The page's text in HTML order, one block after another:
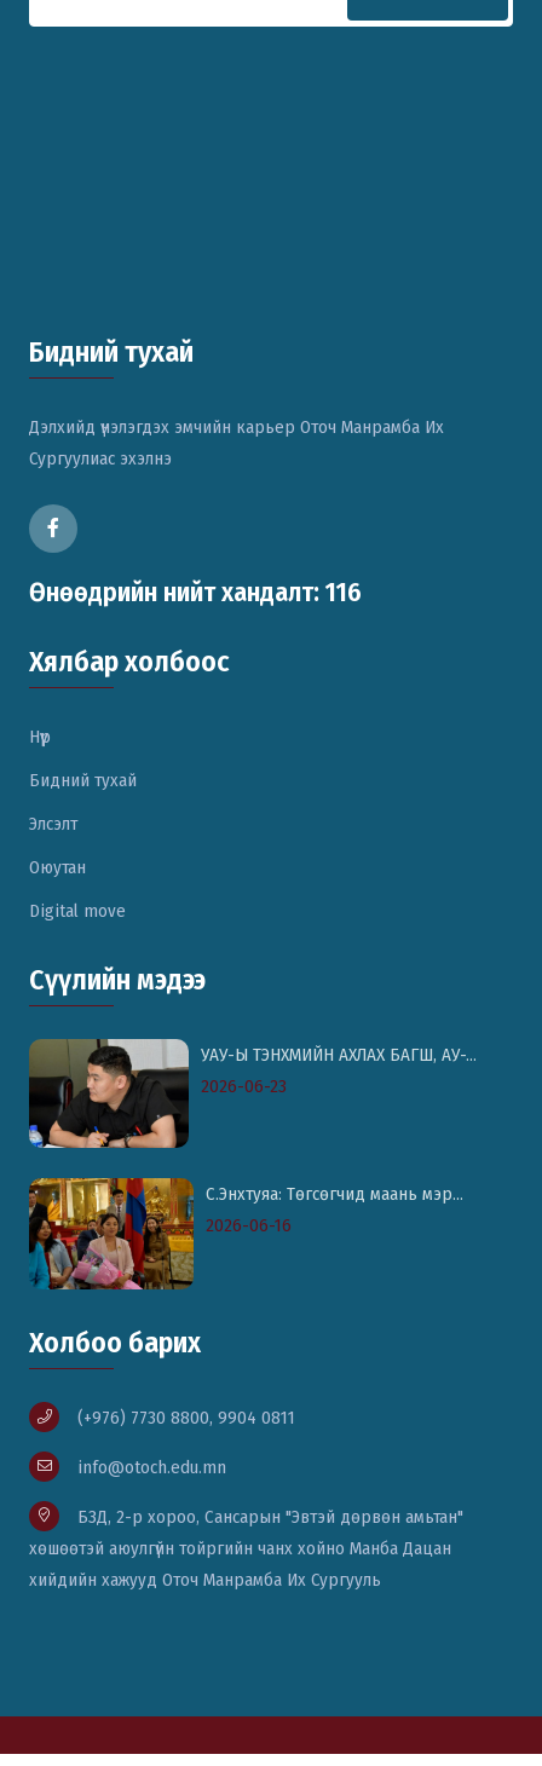
Бидний тухай
Дэлхийд үнэлэгдэх эмчийн карьер Оточ Манрамба Их
Сургуулиас эхэлнэ
Өнөөдрийн нийт хандалт: 116
Хялбар холбоос
Нүүр
Бидний тухай
Элсэлт
Оюутан
Digital move
Сүүлийн мэдээ
УАУ-Ы ТЭНХМИЙН АХЛАХ БАГШ, АУ-...
2026-06-23
С.Энхтуяа: Төгсөгчид маань мэр...
2026-06-16
Холбоо барих
(+976) 7730 8800, 9904 0811
info@otoch.edu.mn
БЗД, 2-р хороо, Сансарын "Эвтэй дөрвөн амьтан"
хөшөөтэй аюулгүйн тойргийн чанх хойно Манба Дацан
хийдийн хажууд Оточ Манрамба Их Сургууль